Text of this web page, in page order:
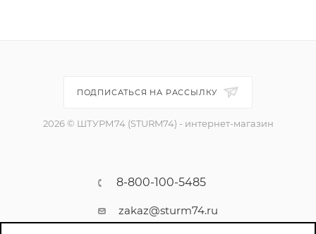
ПОДПИСАТЬСЯ НА РАССЫЛКУ
2026 © ШТУРМ74 (STURM74) - интернет-магазин
8-800-100-5485
zakaz@sturm74.ru